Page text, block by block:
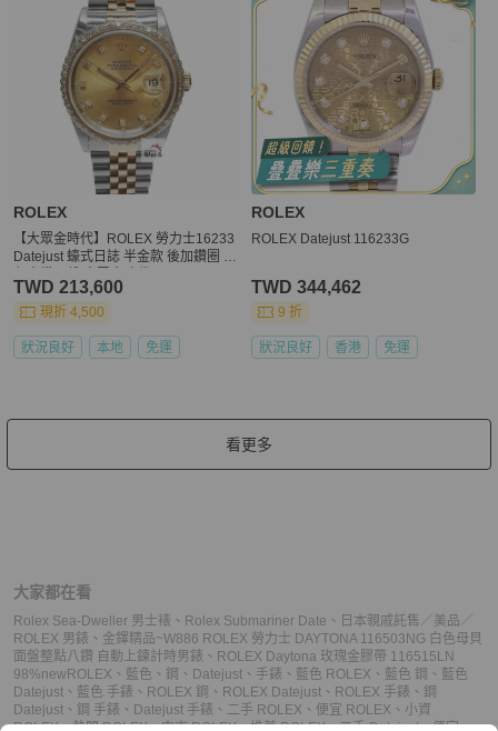
ROLEX
【大眾金時代】ROLEX 勞力士16233
Datejust 蠔式日誌 半金款 後加鑽圈 金
TWD 213,600
現折 4,500
狀況良好 本地 免運
ROLEX
ROLEX Datejust 116233G
TWD 344,462
9 折
狀況良好 香港 免運
看更多
大家都在看
Rolex Sea-Dweller 男士裱 、 Rolex Submariner Date 、 日本親戚託售／美品／
ROLEX 男錶 、 金鐸精品~W886 ROLEX 勞力士 DAYTONA 116503NG 白色母貝
面盤整點八鑽 自動上鍊計時男錶 、 ROLEX Daytona 玫瑰金膠帶 116515LN
98%newROLEX 、 藍色 、 鋼 、 Datejust 、 手錶 、 藍色 ROLEX 、 藍色 鋼 、 藍色
Datejust 、 藍色 手錶 、 ROLEX 鋼 、 ROLEX Datejust 、 ROLEX 手錶 、 鋼
Datejust 、 鋼 手錶 、 Datejust 手錶 、 二手 ROLEX 、 便宜 ROLEX 、 小資
ROLEX、熱門 ROLEX、中古 ROLEX、推薦 ROLEX、二手 Datejust、便宜